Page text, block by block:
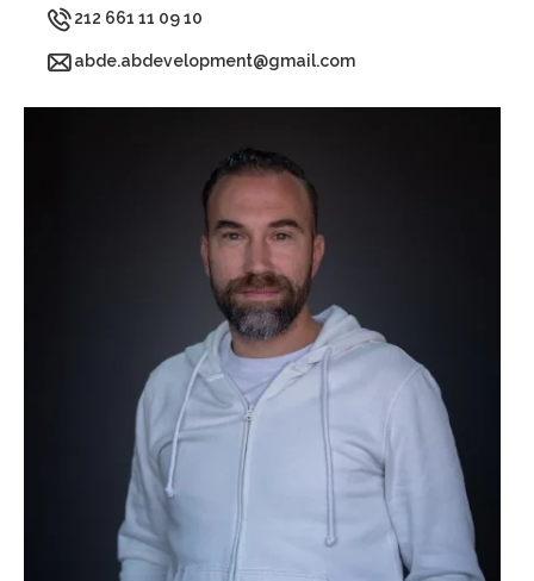
212 661 11 09 10
abde.abdevelopment@gmail.com